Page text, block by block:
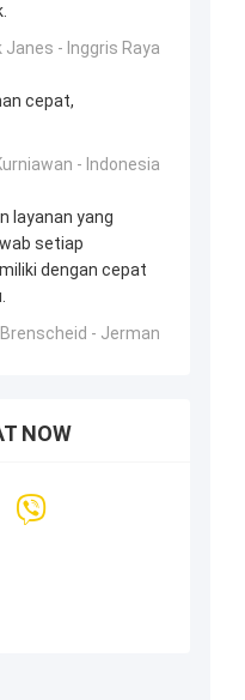
- Inggris Raya
cepat,
- Indonesia
layanan yang
setiap
dengan cepat
- Jerman
NOW